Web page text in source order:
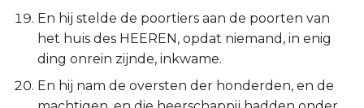
En hij stelde de poortiers aan de poorten van
het huis des HEEREN, opdat niemand, in enig
ding onrein zijnde, inkwame.
En hij nam de oversten der honderden, en de